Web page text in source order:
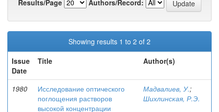
Results/Page
Authors/Record:
Showing results 1 to 2 of 2
Issue
Date
Title Author(s)
1980
Исследование оптического
поглощения растворов
высокой концентрации
Мадвалиев, У.;
Шихлинская, Р.Э.